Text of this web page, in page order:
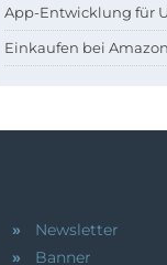
App-Entwicklung für
Einkaufen bei Amazon
Newsletter
Banner